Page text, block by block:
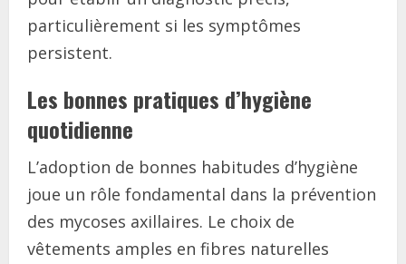
particulièrement si les symptômes
persistent.
Les bonnes pratiques d’hygiène
quotidienne
L’adoption de bonnes habitudes d’hygiène
joue un rôle fondamental dans la prévention
des mycoses axillaires. Le choix de
vêtements amples en fibres naturelles